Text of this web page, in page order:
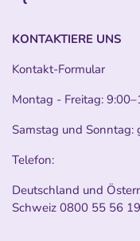
KONTAKTIERE UNS
Kontakt-Formular
Montag - Freitag:
Samstag und Sonntag:
Telefon:
Deutschland und
Schweiz 0800 55 56 19